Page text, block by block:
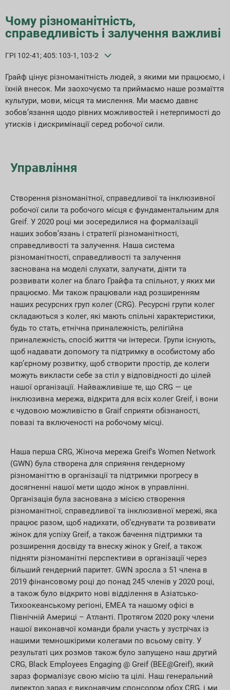
та продуктивність
звітів
Чому різноманітність,
справедливість і залучення важливі
ГРІ 102-41; 405: 103-1, 103-2
Грайф цінує різноманітність людей, з якими ми працюємо, і
їхній внесок. Ми заохочуємо та приймаємо наше розмаїття
культури, мови, місця та мислення. Ми маємо давнє
зобов’язання щодо рівних можливостей і нетерпимості до
утисків і дискримінації серед робочої сили.
Управління
Створення різноманітної, справедливої та інклюзивної
робочої сили та робочого місця є фундаментальним для
Greif. У 2020 році ми зосередилися на формалізації
наших зобов’язань і стратегії різноманітності,
справедливості та залучення. Наша система
різноманітності, справедливості та залучення
заснована на моделі слухати, залучати, діяти та
розвивати колег на благо Грайфа та спільнот, у яких ми
працюємо. Ми також працювали над розширенням
наших ресурсних груп колег (CRG). Ресурсні групи колег
складаються з колег, які мають спільні характеристики,
будь то стать, етнічна приналежність, релігійна
приналежність, спосіб життя чи інтереси. Групи існують,
щоб надавати допомогу та підтримку в особистому або
кар’єрному розвитку, щоб створити простір, де колеги
можуть викласти себе за стіл у відповідності до цілей
нашої організації. Найважливіше те, що CRG — це
інклюзивна мережа, відкрита для всіх колег Greif, і вони
є чудовою можливістю в Graif сприяти обізнаності,
повазі та включеності на робочому місці.
Наша перша CRG, Жіноча мережа Greif's Women Network
(GWN) була створена для сприяння гендерному
різноманіттю в організації та підтримки прогресу в
досягненні нашої мети щодо жінок в управлінні.
Організація була заснована з місією створення
різноманітної, справедливої та інклюзивної мережі, яка
працює разом, щоб надихати, об’єднувати та розвивати
жінок для успіху Greif, а також бачення підтримки та
розширення досвіду та внеску жінок у Greif, а також
підняти різноманітні перспективи в організації через
більший гендерний паритет. GWN зросла з 51 члена в
2019 фінансовому році до понад 245 членів у 2020 році,
а також було відкрито нові відділення в Азіатсько-
Тихоокеанському регіоні, EMEA та нашому офісі в
Північній Америці – Атланті. Протягом 2020 року члени
нашої виконавчої команди брали участь у зустрічах із
нашими темношкірими колегами по всьому світу. У
результаті цих розмов також було запущено наш другий
CRG, Black Employees Engaging @ Greif (BEE@Greif), який
зараз формалізує свою місію та цілі. Наш генеральний
директор зараз є виконавчим спонсором обох CRG, і ми